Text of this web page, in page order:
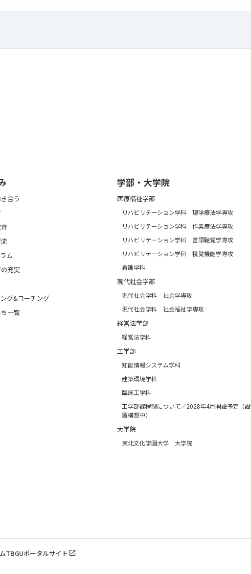
合う
ム
充実
グ&コーチング
一覧
学部・大学院
医療福祉学部
リハビリテーション学科 理学療法学専攻
リハビリテーション学科 作業療法学専攻
リハビリテーション学科 言語聴覚学専攻
リハビリテーション学科 視覚機能学専攻
看護学科
現代社会学部
現代社会学科 社会学専攻
現代社会学科 社会福祉学専攻
経営法学部
経営法学科
工学部
知能情報システム学科
建築環境学科
臨床工学科
工学部課程制について／2028年4月開設予定（設
置構想中）
大学院
東北文化学園大学 大学院
TBGUポータルサイト